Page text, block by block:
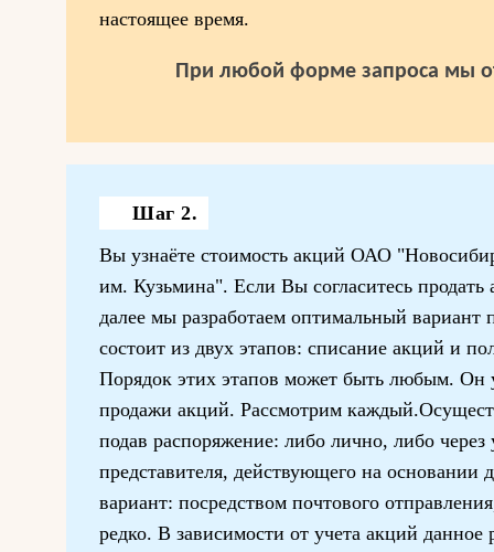
настоящее время.
При любой форме запроса мы
Шаг 2.
Вы узнаёте стоимость акций ОАО
им. Кузьмина". Если Вы согласитесь
далее мы разработаем оптимальный вариант
состоит из двух этапов: списание акций и
Порядок этих этапов может быть любым. Он
продажи акций. Рассмотрим
подав распоряжение: либо лично, либо
представителя, действующего на основании
вариант: посредством почтового
редко. В зависимости от учета акций данное